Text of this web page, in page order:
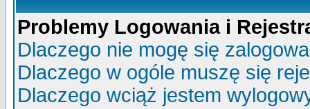
Problemy Logowania i
Dlaczego nie mogę się
Dlaczego w ogóle muszę się
Dlaczego wciąż jestem